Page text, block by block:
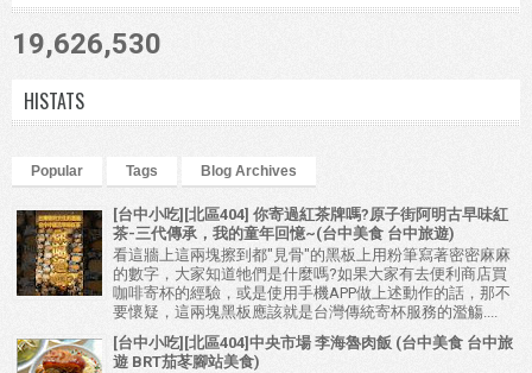
19,626,530
HISTATS
Popular Tags Blog Archives
[台中小吃][北區404] 你寄過紅茶牌嗎?原子街阿明古早味紅
茶-三代傳承，我的童年回憶~(台中美食 台中旅遊)
看這牆上這兩塊擦到都"見骨"的黑板上用粉筆寫著密密麻麻
的數字，大家知道牠們是什麼嗎?如果大家有去便利商店買
咖啡寄杯的經驗，或是使用手機APP做上述動作的話，那不
要懷疑，這兩塊黑板應該就是台灣傳統寄杯服務的濫觴....
[台中小吃][北區404]中央市場 李海魯肉飯 (台中美食 台中旅
遊 BRT茄苳腳站美食)